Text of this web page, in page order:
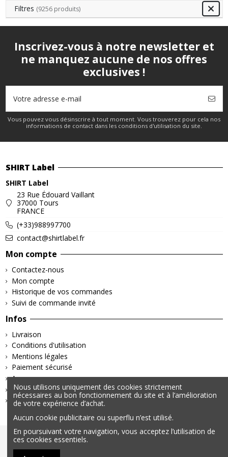
Filtres (9256 produits)
Inscrivez-vous à notre newsletter et
ne manquez aucune de nos offres
exclusives !
Vous pouvez vous désinscrire à tout moment. Vous trouverez pour cela nos
informations de contact dans les conditions d'utilisation du site.
SHIRT Label
SHIRT Label
23 Rue Édouard Vaillant
37000 Tours
FRANCE
(+33)988997700
contact@shirtlabel.fr
Mon compte
Contactez-nous
Mon compte
Historique de vos commandes
Suivi de commande invité
Infos
Livraison
Conditions d'utilisation
Mentions légales
Paiement sécurisé
A propos
Retours & Remboursements
Politique de confidentialité
© 2025 – Tous droits réservés | Données personnelles &
Nous utilisons uniquement des cookies strictement
nécessaires au bon fonctionnement du site et à l’amélioration
de votre expérience d’achat.
Aucun cookie publicitaire ou superflu n’est utilisé.
En poursuivant votre navigation, vous acceptez l’utilisation de
ces cookies essentiels.